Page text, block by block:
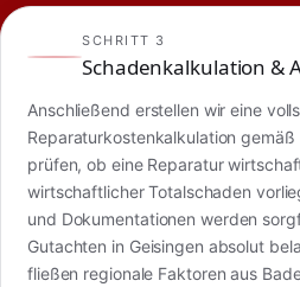
SCHRITT 3
Schadenkalkulation &
Anschließend erstellen wir eine
Reparaturkostenkalkulation
prüfen, ob eine Reparatur
wirtschaftlicher Totalschaden
und Dokumentationen werden
Gutachten in Geisingen absolut
fließen regionale Faktoren aus